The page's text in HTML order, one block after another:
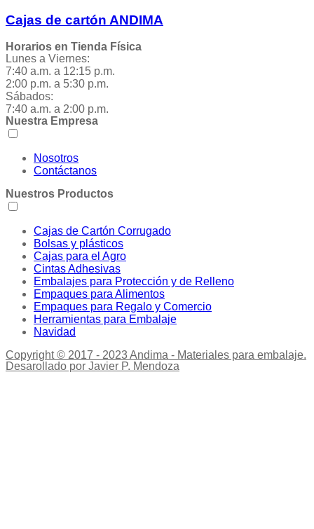
Cajas de cartón ANDIMA
Horarios en Tienda Física
Lunes a Viernes:
7:40 a.m. a 12:15 p.m.
2:00 p.m. a 5:30 p.m.
Sábados:
7:40 a.m. a 2:00 p.m.
Nuestra Empresa
Nosotros
Contáctanos
Nuestros Productos
Cajas de Cartón Corrugado
Bolsas y plásticos
Cajas para el Agro
Cintas Adhesivas
Embalajes para Protección y de Relleno
Empaques para Alimentos
Empaques para Regalo y Comercio
Herramientas para Embalaje
Navidad
Copyright © 2017 - 2023 Andima - Materiales para embalaje.
Desarollado por Javier P. Mendoza